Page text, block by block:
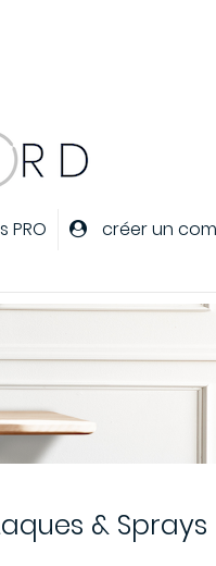
PRO créer un
& Sprays